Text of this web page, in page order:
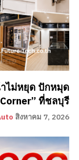
ไม่หยุด ปักหมุด
ที่ชลบุรี
สิงหาคม 7, 2026